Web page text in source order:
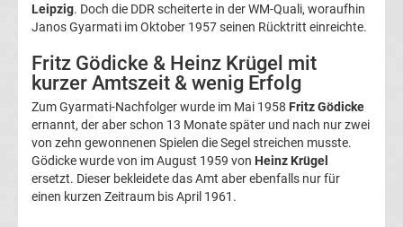
FIFA
Weltpokalsieger
Liste
Fußballspieler
und
Leipzig. Doch die DDR scheiterte in der WM-Quali, woraufhin
Janos Gyarmati im Oktober 1957 seinen Rücktritt einreichte.
Fritz Gödicke & Heinz Krügel mit
kurzer Amtszeit & wenig Erfolg
Zum Gyarmati-Nachfolger wurde im Mai 1958 Fritz Gödicke
ernannt, der aber schon 13 Monate später und nach nur zwei
von zehn gewonnenen Spielen die Segel streichen musste.
Gödicke wurde von im August 1959 von Heinz Krügel
ersetzt. Dieser bekleidete das Amt aber ebenfalls nur für
einen kurzen Zeitraum bis April 1961.